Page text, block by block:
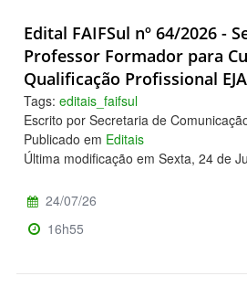
Edital FAIFSul nº 64/2026 -
Professor Formador para
Qualificação Profissional
Tags: editais_faifsul
Escrito por Secretaria de
Publicado em Editais
Última modificação em Sexta, 24 de
24/07/26
16h55